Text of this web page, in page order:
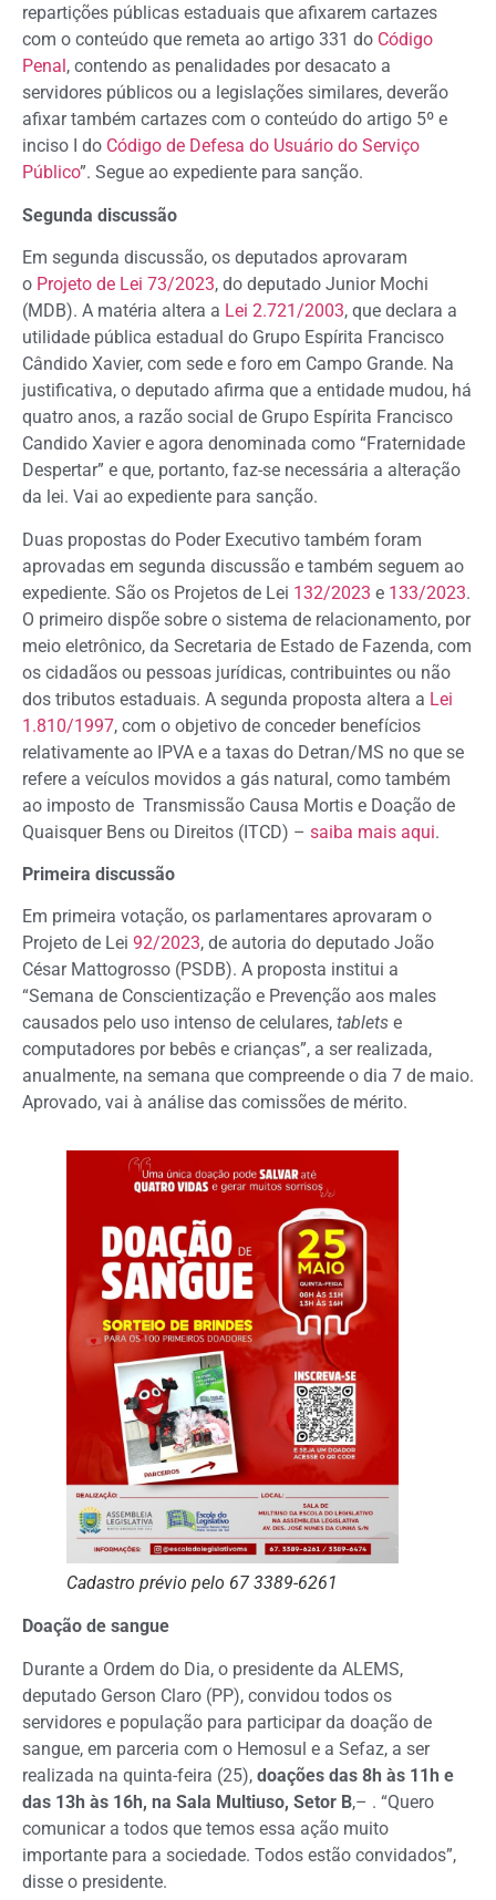
repartições públicas estaduais que afixarem cartazes
com o conteúdo que remeta ao artigo 331 do Código
Penal , contendo as penalidades por desacato a
servidores públicos ou a legislações similares, deverão
afixar também cartazes com o conteúdo do artigo 5º e
inciso I do Código de Defesa do Usuário do Serviço
Público”. Segue ao expediente para sanção.
Segunda discussão
Em segunda discussão, os deputados aprovaram
o Projeto de Lei 73/2023, do deputado Junior Mochi
(MDB). A matéria altera a Lei 2.721/2003, que declara a
utilidade pública estadual do Grupo Espírita Francisco
Cândido Xavier, com sede e foro em Campo Grande. Na
justificativa, o deputado afirma que a entidade mudou, há
quatro anos, a razão social de Grupo Espírita Francisco
Candido Xavier e agora denominada como “Fraternidade
Despertar” e que, portanto, faz-se necessária a alteração
da lei. Vai ao expediente para sanção.
Duas propostas do Poder Executivo também foram
aprovadas em segunda discussão e também seguem ao
expediente. São os Projetos de Lei 132/2023 e 133/2023.
O primeiro dispõe sobre o sistema de relacionamento, por
meio eletrônico, da Secretaria de Estado de Fazenda, com
os cidadãos ou pessoas jurídicas, contribuintes ou não
dos tributos estaduais. A segunda proposta altera a Lei
1.810/1997, com o objetivo de conceder benefícios
relativamente ao IPVA e a taxas do Detran/MS no que se
refere a veículos movidos a gás natural, como também
ao imposto de Transmissão Causa Mortis e Doação de
Quaisquer Bens ou Direitos (ITCD) – saiba mais aqui.
Primeira discussão
Em primeira votação, os parlamentares aprovaram o
Projeto de Lei 92/2023, de autoria do deputado João
César Mattogrosso (PSDB). A proposta institui a
“Semana de Conscientização e Prevenção aos males
causados pelo uso intenso de celulares, tablets e
computadores por bebês e crianças”, a ser realizada,
anualmente, na semana que compreende o dia 7 de maio.
Aprovado, vai à análise das comissões de mérito.
Cadastro prévio pelo 67 3389-6261
Doação de sangue
Durante a Ordem do Dia, o presidente da ALEMS,
deputado Gerson Claro (PP), convidou todos os
servidores e população para participar da doação de
sangue, em parceria com o Hemosul e a Sefaz, a ser
realizada na quinta-feira (25), doações das 8h às 11h e
das 13h às 16h, na Sala Multiuso, Setor B,– . “Quero
comunicar a todos que temos essa ação muito
importante para a sociedade. Todos estão convidados”,
disse o presidente.